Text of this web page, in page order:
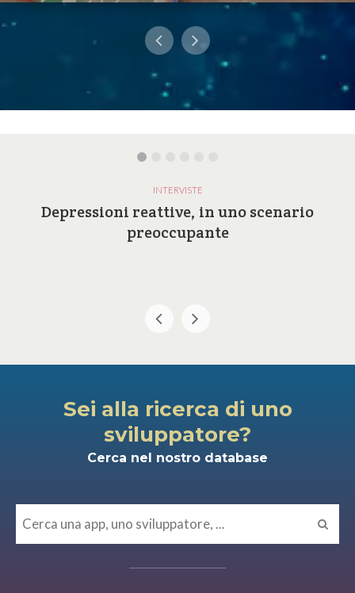
INTERVISTE
Depressioni reattive, in uno scenario
preoccupante
Sei alla ricerca di uno
sviluppatore?
Cerca nel nostro database